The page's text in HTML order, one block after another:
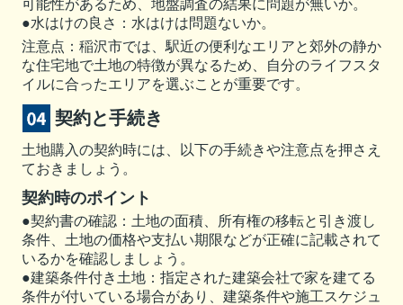
可能性があるため、地盤調査の結果に問題が無いか。
●水はけの良さ：水はけは問題ないか。
注意点：稲沢市では、駅近の便利なエリアと郊外の静か
な住宅地で土地の特徴が異なるため、自分のライフスタ
イルに合ったエリアを選ぶことが重要です。
契約と手続き
土地購入の契約時には、以下の手続きや注意点を押さえ
ておきましょう。
契約時のポイント
●契約書の確認：土地の面積、所有権の移転と引き渡し
条件、土地の価格や支払い期限などが正確に記載されて
いるかを確認しましょう。
●建築条件付き土地：指定された建築会社で家を建てる
条件が付いている場合があり、建築条件や施工スケジュ